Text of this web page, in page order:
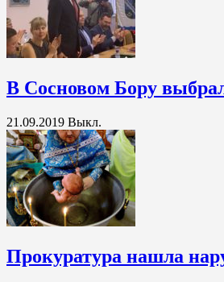
В Сосновом Бору
21.09.2019 Выкл.
Прокуратура нашла